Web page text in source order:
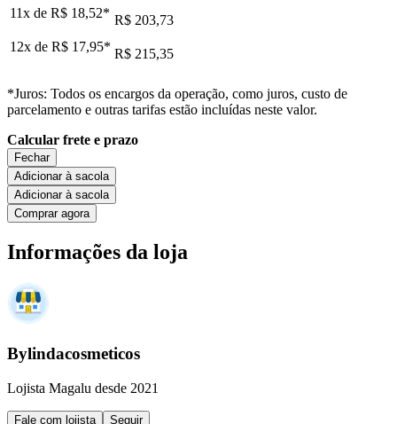
11x de R$ 18,52* R$ 203,73
12x de R$ 17,95* R$ 215,35
*Juros: Todos os encargos da operação, como juros, custo de
parcelamento e outras tarifas estão incluídas neste valor.
Calcular frete e prazo
Fechar
Adicionar à sacola
Adicionar à sacola
Comprar agora
Informações da loja
Bylindacosmeticos
Lojista Magalu desde 2021
Fale com lojista Seguir